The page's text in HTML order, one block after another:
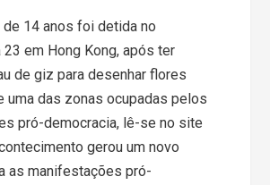
de 14 anos foi detida no
em Hong Kong, após ter
de giz para desenhar flores
uma das zonas ocupadas pelos
pró-democracia, lê-se no site
gerou um novo
as manifestações pró-